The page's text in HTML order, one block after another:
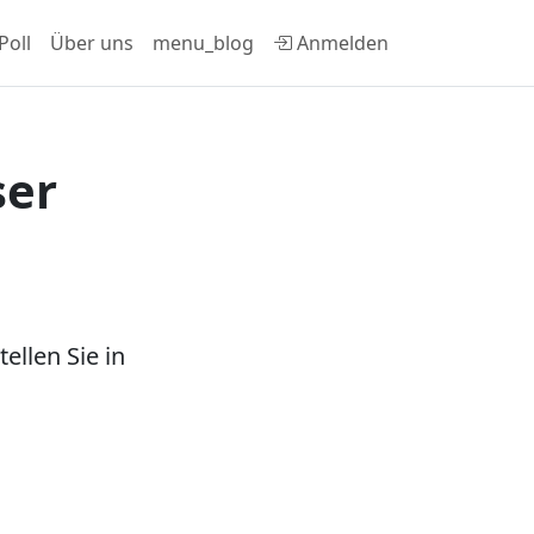
Über uns menu_blog Anmelden
Sie in